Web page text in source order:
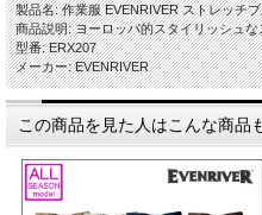
製品名: 作業服 EVENRIVER ストレッチ
商品説明: ヨーロッパ的スタイリッシュ
型番: ERX207
メーカー: EVENRIVER
この商品を見た人はこんな商品